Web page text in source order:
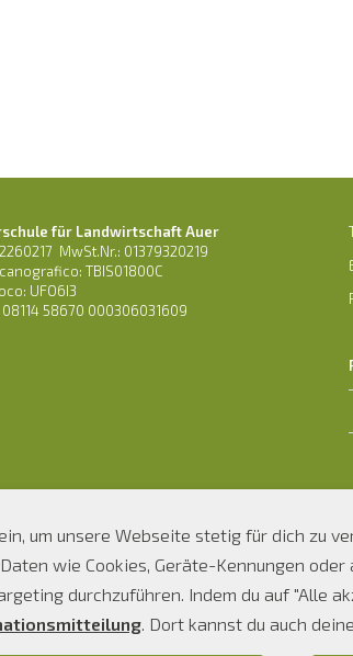
für Landwirtschaft Auer
MwSt.Nr.: 01379320219
TBIS01800C
UFO6I3
08114 58670 000306031609
um unsere Webseite stetig für dich zu
wie Cookies, Geräte-Kennungen
durchzuführen. Indem du auf "Alle
. Dort kannst du auch